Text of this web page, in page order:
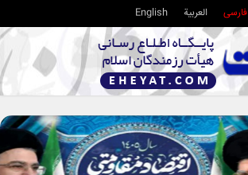
فارسی العربية English